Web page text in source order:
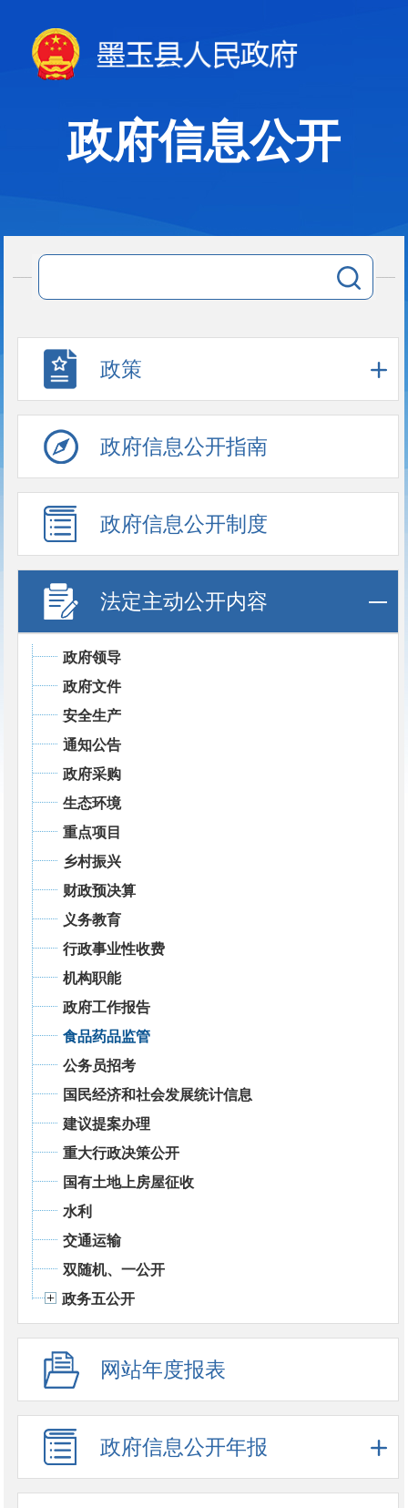
政府信息公开
政策
政府信息公开指南
政府信息公开制度
法定主动公开内容
政府领导
政府文件
安全生产
通知公告
政府采购
生态环境
重点项目
乡村振兴
财政预决算
义务教育
行政事业性收费
机构职能
政府工作报告
食品药品监管
公务员招考
国民经济和社会发展统计信息
建议提案办理
重大行政决策公开
国有土地上房屋征收
水利
交通运输
双随机、一公开
政务五公开
网站年度报表
政府信息公开年报